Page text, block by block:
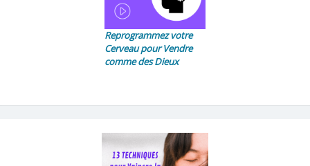
Reprogrammez votre
Cerveau pour Vendre
comme des Dieux